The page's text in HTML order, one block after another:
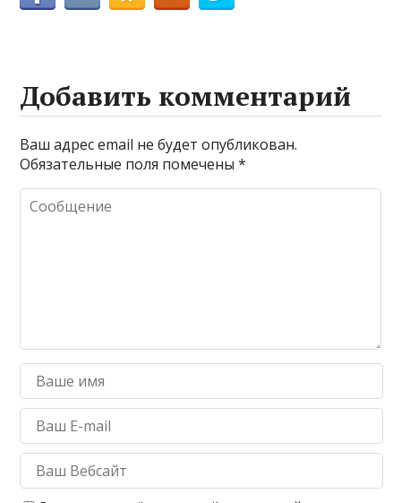
Добавить комментарий
Ваш адрес email не будет опубликован.
Обязательные поля помечены*